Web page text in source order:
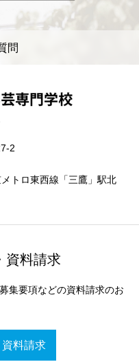
問
2
トロ東西線「三鷹」駅北
資料請求
集要項などの資料請求のお
料請求